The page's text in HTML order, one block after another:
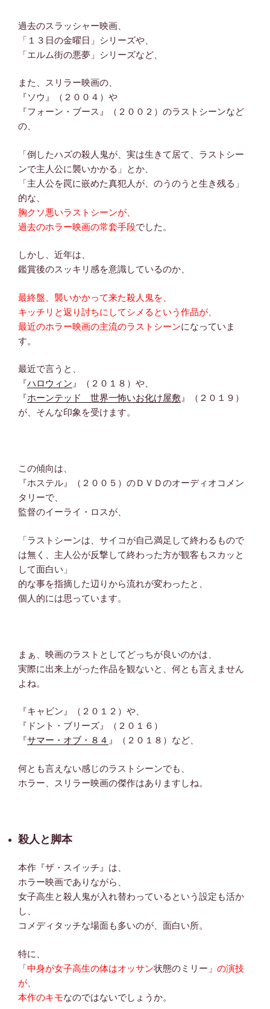
過去のスラッシャー映画、
「１３日の金曜日」シリーズや、
「エルム街の悪夢」シリーズなど、
また、スリラー映画の、
『ソウ』（２００４）や
『フォーン・ブース』（２００２）のラストシーンなど
の、
「倒したハズの殺人鬼が、実は生きて居て、ラストシー
ンで主人公に襲いかかる」とか、
「主人公を罠に嵌めた真犯人が、のうのうと生き残る」
的な、
胸クソ悪いラストシーンが、
過去のホラー映画の常套手段でした。
しかし、近年は、
鑑賞後のスッキリ感を意識しているのか、
最終盤、襲いかかって来た殺人鬼を、
キッチリと返り討ちにしてシメるという作品が、
最近のホラー映画の主流のラストシーンになっていま
す。
最近で言うと、
『ハロウィン 』（２０１８）や、
『ホーンテッド 世界一怖いお化け屋敷 』（２０１９）
が、そんな印象を受けます。
この傾向は、
『ホステル』（２００５）のＤＶＤのオーディオコメン
タリーで、
監督のイーライ・ロスが、
「ラストシーンは、サイコが自己満足して終わるもので
は無く、主人公が反撃して終わった方が観客もスカッと
して面白い」
的な事を指摘した辺りから流れが変わったと、
個人的には思っています。
まぁ、映画のラストとしてどっちが良いのかは、
実際に出来上がった作品を観ないと、何とも言えません
よね。
『キャビン』（２０１２）や、
『ドント・ブリーズ』（２０１６）
『サマー・オブ・８４ 』（２０１８）など、
何とも言えない感じのラストシーンでも、
ホラー、スリラー映画の傑作はありますしね。
殺人と脚本
本作『ザ・スイッチ』は、
ホラー映画でありながら、
女子高生と殺人鬼が入れ替わっているという設定も活か
し、
コメディタッチな場面も多いのが、面白い所。
特に、
「中身が女子高生の体はオッサン状態のミリー」 の演技
が、
本作のキモなのではないでしょうか。